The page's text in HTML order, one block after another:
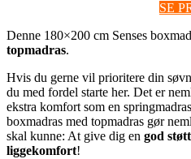
SE
Denne 180×200 cm Senses
topmadras.
Hvis du gerne vil prioritere din
du med fordel starte her. Det er
ekstra komfort som en
boxmadras med topmadras gør
skal kunne: At give dig en god
liggekomfort!